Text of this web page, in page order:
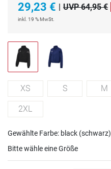
29,23 € | UVP 64,95 €
inkl. 19 % MwSt.
XS S M
2XL
Gewählte Farbe: black (schwarz)
Bitte wähle eine Größe